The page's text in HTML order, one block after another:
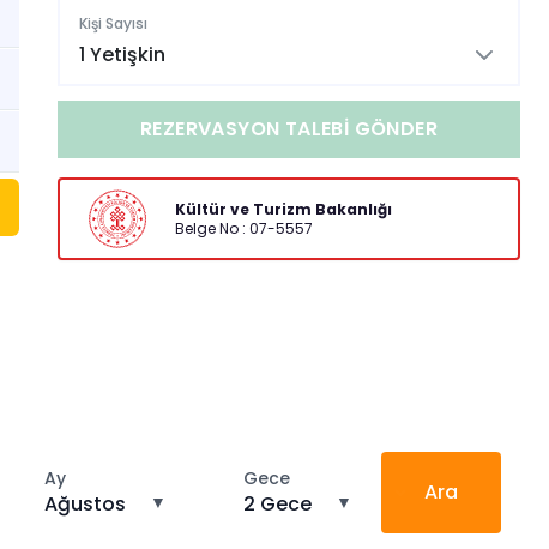
Kişi Sayısı
1 Yetişkin
REZERVASYON TALEBI GÖNDER
Kültür ve Turizm Bakanlığı
Belge No : 07-5557
Ay
Ağustos ▼
Gece
2 Gece ▼ Ara